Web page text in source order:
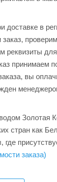
доставке в
реквизиты
принимаем
вы
Золотая
стран как
где
заказа)